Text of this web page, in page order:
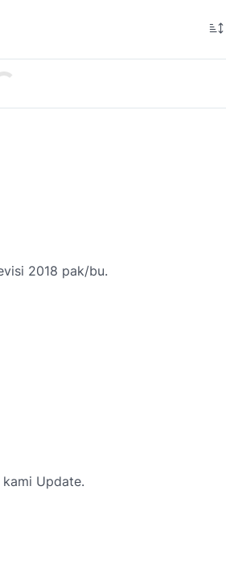
2018 pak/bu.
Update.